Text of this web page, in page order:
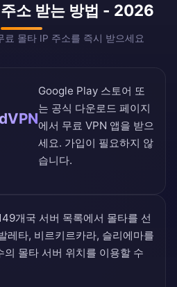
소 받는 방법 - 2026
료 몰타 IP 주소를 즉시 받으세요
Google Play 스토어 또
는 공식 다운로드 페이지
에서 무료 VPN 앱을 받으
세요. 가입이 필요하지 않
습니다.
개국 서버 목록에서 몰타를 선
레타, 비르키르카라, 슬리에마를
의 몰타 서버 위치를 이용할 수